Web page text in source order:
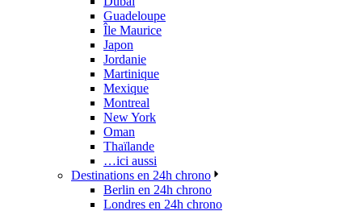
Guadeloupe
Île Maurice
Japon
Jordanie
Martinique
Mexique
Montreal
New York
Oman
Thaïlande
…ici aussi
Destinations en 24h chrono
Berlin en 24h chrono
Londres en 24h chrono